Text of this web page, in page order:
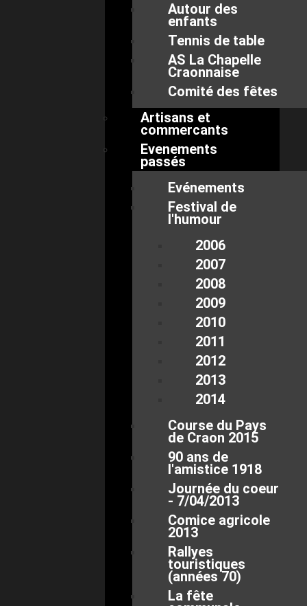
Autour des
enfants
Tennis de table
AS La Chapelle
Craonnaise
Comité des fêtes
Artisans et
commercants
Evenements
passés
Evénements
Festival de
l'humour
2006
2007
2008
2009
2010
2011
2012
2013
2014
Course du Pays
de Craon 2015
90 ans de
l'amistice 1918
Journée du coeur
- 7/04/2013
Comice agricole
2013
Rallyes
touristiques
(années 70)
La fête